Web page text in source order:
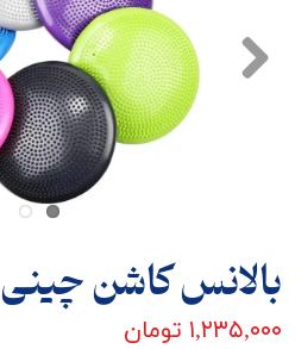
بالانس کاشن چینی
۱,۲۳۵,۰۰۰ تومان